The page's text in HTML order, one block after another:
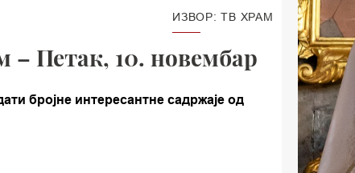
ИЗВОР: TВ ХРАМ
– Петак, 10. новембар
бројне интересантне садржаје од